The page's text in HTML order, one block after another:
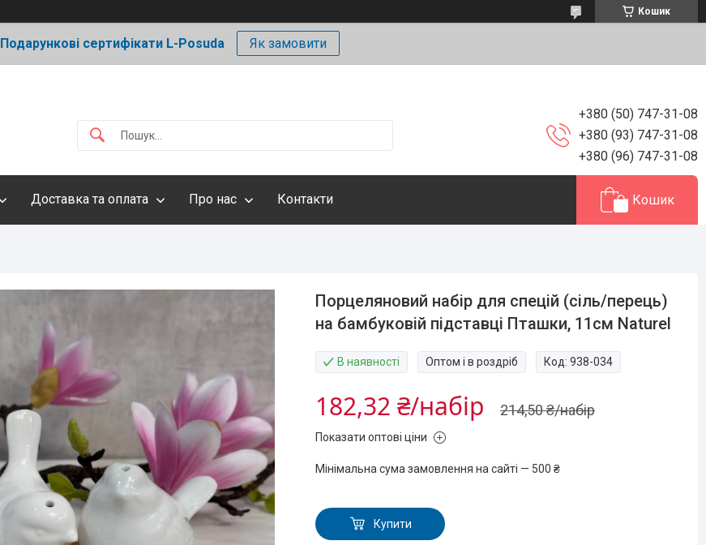
Кошик
Подарункові сертифікати L-Posuda Як замовити
+380 (50) 747-31-08
+380 (93) 747-31-08
+380 (96) 747-31-08
Доставка та оплата Про нас Контакти Кошик
Порцеляновий набір для спецій (сіль/перець)
на бамбуковій підставці Пташки, 11см Naturel
В наявності Оптом і в роздріб Код:938-034
214,50 ₴/набір
182,32 ₴/набір
Показати оптові ціни
Мінімальна сума замовлення на сайті — 500 ₴
Купити